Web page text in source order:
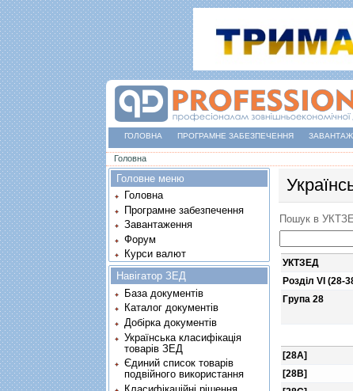
ГОЛОВНА ПРОГРАМНЕ ЗАБЕЗПЕЧЕННЯ
Ви є тут
Головна
Пошук в
УКТЗЕД
Розділ VI (28-
Група 28
[28A]
[28B]
Головне меню
Головна
Програмне забезпечення
Завантаження
Форум
Курси валют
Навігатор ЗЕД
База документів
Каталог документів
Добірка документів
Українська класифікація
товарів ЗЕД
Єдиний список товарів
подвійного використання